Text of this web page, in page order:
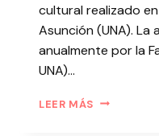
cultural realizado
Asunción (UNA).
anualmente por la
UNA)…
LEER MÁS